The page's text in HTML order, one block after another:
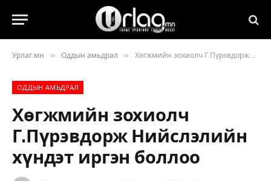
Урлаг.мн » Оддын амьдрал » Хөгжмийн зохиолч Г.Пүрэвдорж Нийслэлийн хүндэт иргэн боллоо
ОДДЫН АМЬДРАЛ
Хөгжмийн зохиолч
Г.Пүрэвдорж Нийслэлийн
хүндэт иргэн боллоо